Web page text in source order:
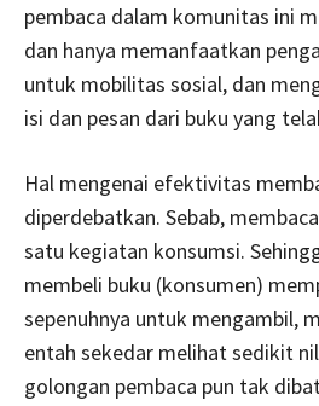
pembaca dalam komunitas ini
dan hanya memanfaatkan
untuk mobilitas sosial, dan
isi dan pesan dari buku yang
Hal mengenai efektivitas
diperdebatkan. Sebab,
satu kegiatan konsumsi.
membeli buku (konsumen)
sepenuhnya untuk mengambil,
entah sekedar melihat sedikit
golongan pembaca pun tak